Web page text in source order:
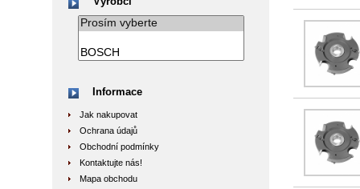
Informace
Jak nakupovat
Ochrana údajů
Obchodní podmínky
Kontaktujte nás!
Mapa obchodu